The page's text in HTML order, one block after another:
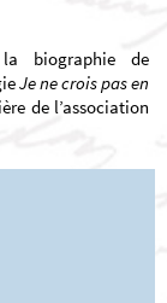
biographie de
Je ne crois pas en
de l’association